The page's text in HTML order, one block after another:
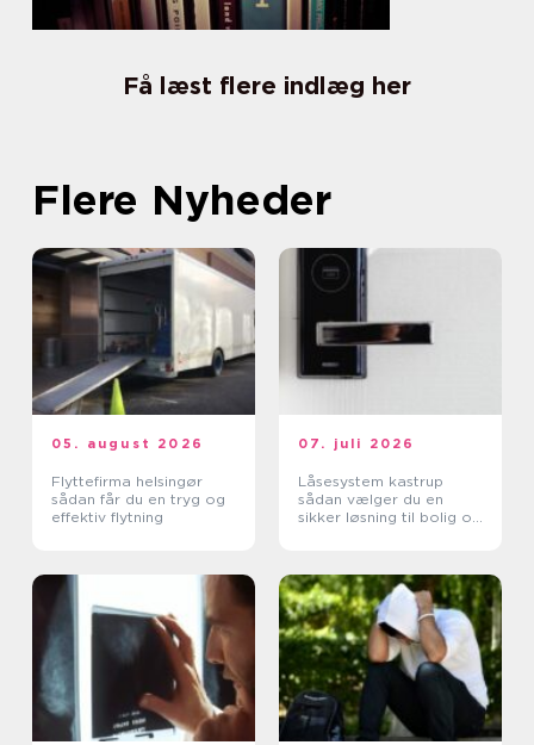
Få læst flere indlæg her
Flere Nyheder
05. august 2026
Flyttefirma helsingør
sådan får du en tryg og
effektiv flytning
07. juli 2026
Låsesystem kastrup
sådan vælger du en
sikker løsning til bolig og